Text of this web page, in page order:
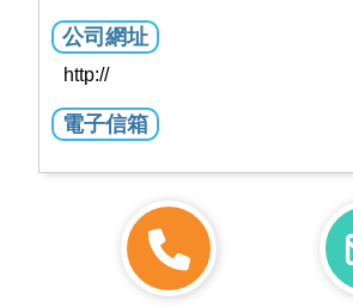
公司網址
http://
電子信箱